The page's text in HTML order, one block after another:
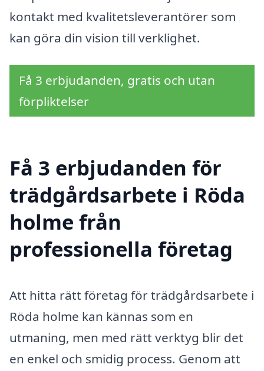
kontakt med kvalitetsleverantörer som
kan göra din vision till verklighet.
Få 3 erbjudanden, gratis och utan
förpliktelser
Få 3 erbjudanden för
trädgårdsarbete i Röda
holme från
professionella företag
Att hitta rätt företag för trädgårdsarbete i
Röda holme kan kännas som en
utmaning, men med rätt verktyg blir det
en enkel och smidig process. Genom att